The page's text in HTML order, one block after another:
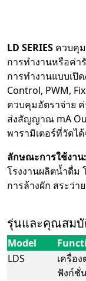
LD SERIES ควบคุ
การทำงานหรือค่า
การทำงานแบบเปิ
Control, PWM,
ควบคุมอัตราจ่าย ค่
ส่งสัญญาณ mA
พารามิเตอร์ที่วัดไ
ลักษณะการใช้งาน:
โรงงานผลิตน้ำดื่ม
การล้างผัก สระว่า
รุ่นและคุณสม
Model
LDS
เครื่อ
ฟังก์ชั่